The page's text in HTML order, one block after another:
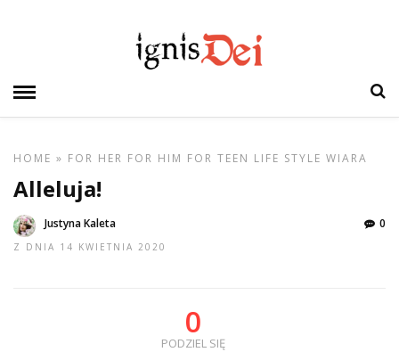
HOME » FOR HER FOR HIM FOR TEEN LIFE STYLE WIARA
Alleluja!
Justyna Kaleta
Z DNIA 14 KWIETNIA 2020
0
0
PODZIEL SIĘ